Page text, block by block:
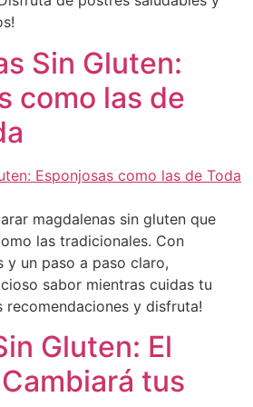
Sin Gluten:
como las de
magdalenas sin gluten que
las tradicionales. Con
y un paso a paso claro,
sabor mientras cuidas tu
recomendaciones y disfruta!
Gluten: El
tus